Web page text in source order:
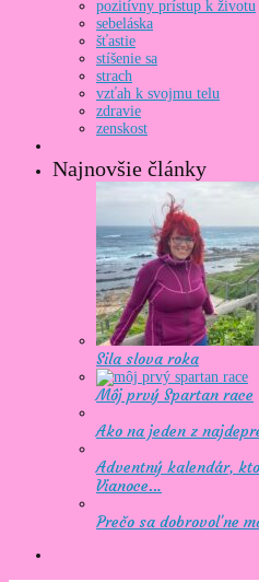
pozitívny prístup k životu
sebeláska
šťastie
stíšenie sa
strach
vzťah k svojmu telu
zdravie
zenskost
Najnovšie články
Sila slova roka
Môj prvý Spartan race
Ako na jeden z
Adventný kalendár,
Vianoce…
Prečo sa dobrovoľne